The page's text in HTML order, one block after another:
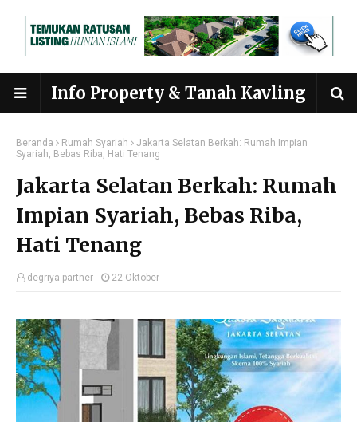
Info Property & Tanah Kavling
Beranda Rumah Syariah
Jakarta Selatan Berkah: Rumah Impian
Syariah, Bebas Riba, Hati Tenang
Jakarta Selatan Berkah: Rumah
Impian Syariah, Bebas Riba,
Hati Tenang
degriya partner 22 Oktober